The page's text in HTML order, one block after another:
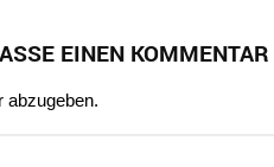
EINEN KOMMENTAR
abzugeben.